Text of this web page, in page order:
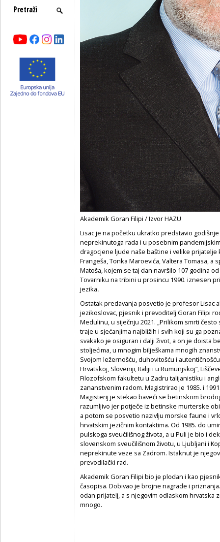
Akademik Goran Filipi / Izvor HAZU
Lisac je na početku ukratko predstavio
neprekinutoga rada i u posebnim
dragocjene ljude naše baštine i velike prijatelje
Frangeša, Tonka Maroevića, Valtera Tomasa,
Matoša, kojem se taj dan navršilo 107 godina
Tovarniku na tribini u prosincu 1990. iznesen
jezika.
Ostatak predavanja posvetio je profesor Lisac
jezikoslovac, pjesnik i prevoditelj Goran Filipi
Medulinu, u siječnju 2021. „Prilikom smrti
traje u sjećanjima najbližih i svih koji su ga
svakako je osiguran i dalji život, a on je doista
stoljećima, u mnogim bilješkama mnogih
Svojom ležernošću, duhovitošću i
Hrvatskoj, Sloveniji, Italiji i u Rumunjskoj“,
Filozofskom fakultetu u Zadru talijanistiku i
zananstvenim radom. Magistrirao je 1985. i
Magisterij je stekao baveći se betinskom
razumljivo jer potječe iz betinske murterske
a potom se posvetio nazivlju morske faune i
hrvatskim jezičnim kontaktima. Od 1985. do
pulskoga sveučilišnog života, a u Puli je bio i
slovenskom sveučilišnom životu, u Ljubljani i
neprekinute veze sa Zadrom. Istaknut je
prevodilački rad.
Akademik Goran Filipi bio je plodan i kao
časopisa. Dobivao je brojne nagrade i
odan prijatelj, a s njegovim odlaskom hrvatska
mnogo.